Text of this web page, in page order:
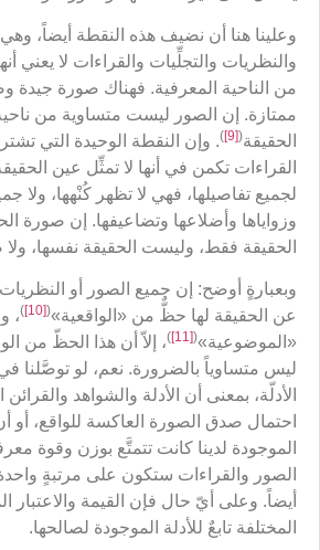
وعلينا هنا أن نضيف هذه النقطة أيضاً،
والنظريات والتجلِّيات والقراءات لا يعني
من الناحية المعرفية. فهناك صورة جيدة
ممتازة. إن الصور ليست متساوية من
الحقيقة(
[9]
). وإن النقطة الوحيدة التي
القراءات تكمن في أنها لا تمثِّل عين
لجميع تفاصيلها، فهي لا تظهر كُنْهها، ولا
وزواياها وأضلاعها وتضاعيفها. إن صورة
الحقيقة فقط، وليست الحقيقة نفسها،
وبعبارةٍ أوضح: إن جميع الصور أو النظريات
عن الحقيقة لها حظٌّ من «الواقعية»(
[10]
)،
«الموضوعية»(
[11]
)، إلاّ أن هذا الحظّ من
ليس متساوياً بالضرورة. نعم، لو توصَّلنا
الأدلّة، بمعنى أن الأدلة والشواهد
احتمال صدق الصورة العاكسة للواقع، أو
الموجودة لدينا كانت تتمتَّع بوزن وقوة
الصور والقراءات ستكون على مرتبةٍ
أيضاً. وعلى أيّ حال فإن القيمة والاعتبار
المختلفة تابعٌ للأدلة الموجودة لصالحها.